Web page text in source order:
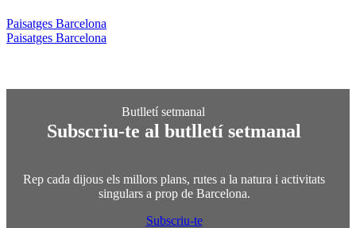
Paisatges Barcelona
Paisatges Barcelona
Subscriu-te al butlletí setmanal
Rep cada dijous els millors plans, rutes a la natura i activitats
singulars a prop de Barcelona.
Subscriu-te